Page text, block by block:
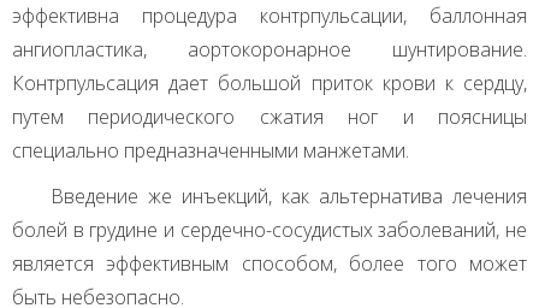
эффективна процедура контрпульсации, баллонная
ангиопластика, аортокоронарное шунтирование.
Контрпульсация дает большой приток крови к сердцу,
путем периодического сжатия ног и поясницы
специально предназначенными манжетами.
Введение же инъекций, как альтернатива лечения
болей в грудине и сердечно-сосудистых заболеваний, не
является эффективным способом, более того может
быть небезопасно.